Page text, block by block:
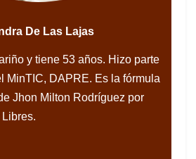
De Las Lajas
y tiene 53 años. Hizo parte
MinTIC, DAPRE. Es la fórmula
Jhon Milton Rodríguez por